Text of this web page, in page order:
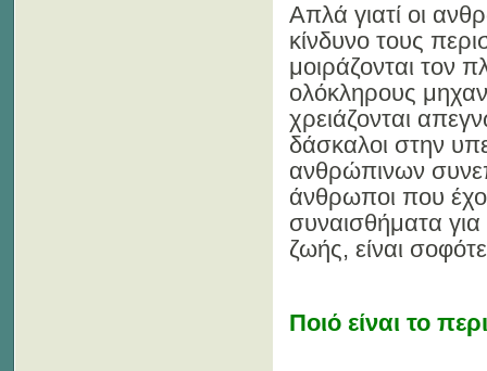
Απλά γιατί οι
κίνδυνο τους
μοιράζονται τον
ολόκληρους
χρειάζονται
δάσκαλοι στην
ανθρώπινων
άνθρωποι που
συναισθήματα
ζωής, είναι
Ποιό είναι το